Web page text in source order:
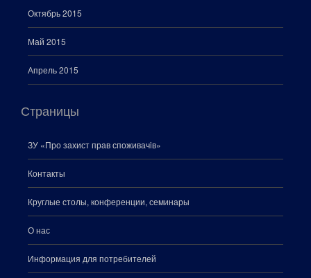
Октябрь 2015
Май 2015
Апрель 2015
Страницы
ЗУ «Про захист прав споживачiв»
Контакты
Круглые столы, конференции, семинары
О нас
Информация для потребителей